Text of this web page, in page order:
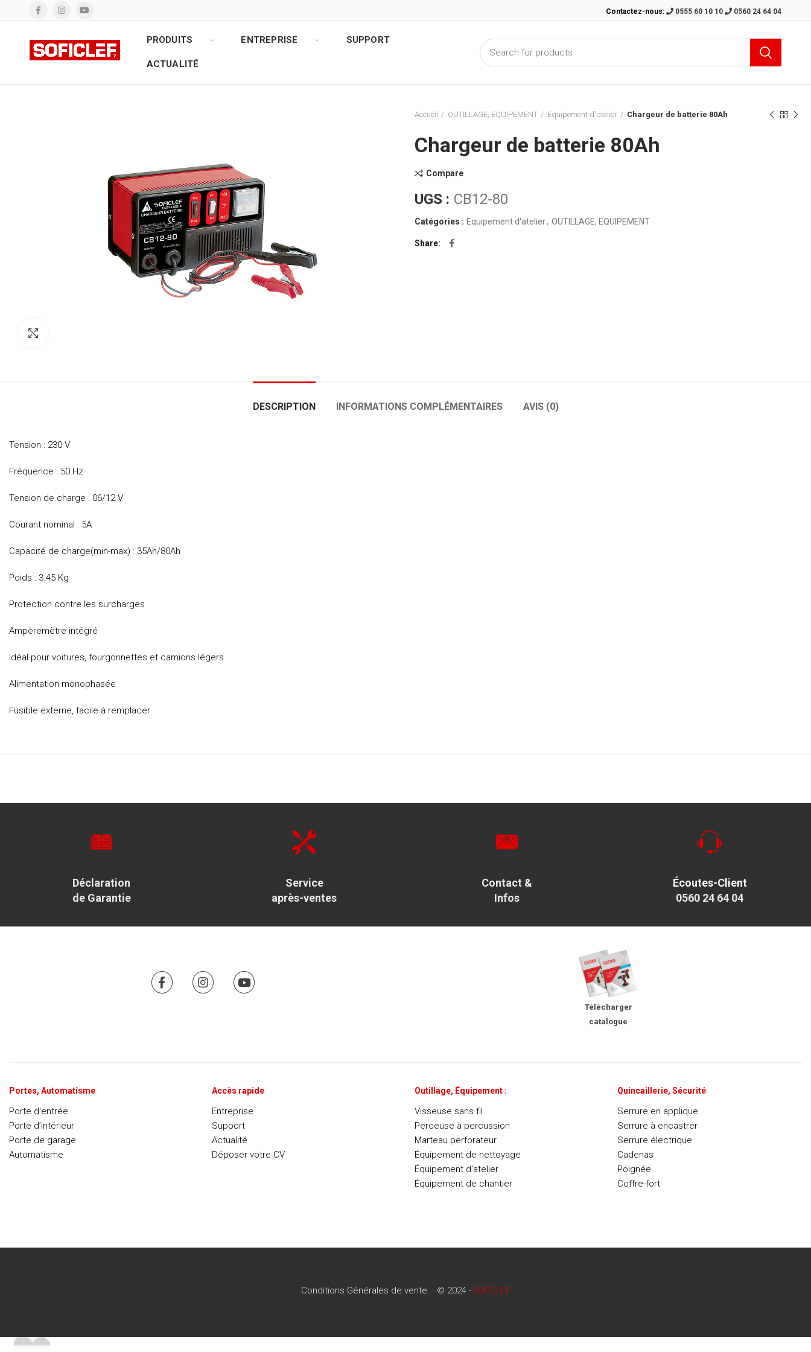
Contactez-nous: 0555 60 10 10 0560 24 64 04
PRODUITS ENTREPRISE SUPPORT
ACTUALITÉ
Accueil OUTILLAGE, EQUIPEMENT Equipement d'atelier Chargeur de batterie 80Ah
Chargeur de batterie 80Ah
Compare
UGS : CB12-80
Catégories : Equipement d'atelier, OUTILLAGE, EQUIPEMENT
Share
DESCRIPTION INFORMATIONS COMPLÉMENTAIRES AVIS (0)
Tension : 230 V
Fréquence : 50 Hz
Tension de charge : 06/12 V
Courant nominal : 5A
Capacité de charge(min-max) : 35Ah/80Ah
Poids : 3.45 Kg
Protection contre les surcharges
Ampèremètre intégré
Idéal pour voitures, fourgonnettes et camions légers
Alimentation monophasée
Fusible externe, facile à remplacer
Déclaration
de Garantie
Service
après-ventes
Contact &
Infos
Écoutes-Client
0560 24 64 04
Télécharger
catalogue
Portes, Automatisme
Porte d'entrée
Porte d’intérieur
Porte de garage
Automatisme
Accès rapide
Entreprise
Support
Actualité
Déposer votre CV
Outillage, Équipement :
Visseuse sans fil
Perceuse à percussion
Marteau perforateur
Équipement de nettoyage
Équipement d'atelier
Équipement de chantier
Quincaillerie, Sécurité
Serrure en applique
Serrure à encastrer
Serrure électrique
Cadenas
Poignée
Coffre-fort
Conditions Générales de vente © 2024 -SOFICLEF